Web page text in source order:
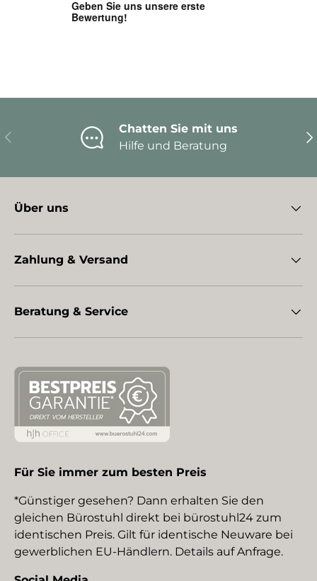
Vorherige
Chatten Sie mit uns
Hilfe und Beratung
Über uns
Zahlung & Versand
Beratung & Service
Für Sie immer zum besten Preis
*Günstiger gesehen? Dann erhalten Sie den
gleichen Bürostuhl direkt bei bürostuhl24 zum
identischen Preis. Gilt für identische Neuware bei
gewerblichen EU-Händlern. Details auf Anfrage.